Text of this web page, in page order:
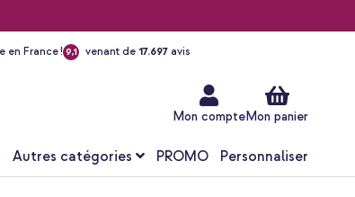
en France ! 9,1 venant de 17.697 avis
Mon compteMon panier
Autres catégories PROMO Personnaliser